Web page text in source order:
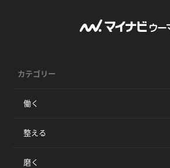
カテゴリー
働く
整える
磨く